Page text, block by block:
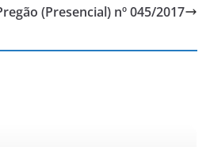
(Presencial) nº 045/2017